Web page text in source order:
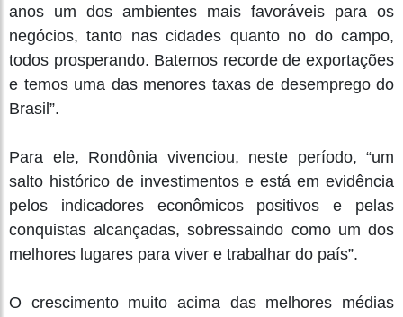
anos um dos ambientes mais favoráveis para os
negócios, tanto nas cidades quanto no do campo,
todos prosperando. Batemos recorde de exportações
e temos uma das menores taxas de desemprego do
Brasil”.
Para ele, Rondônia vivenciou, neste período, “um
salto histórico de investimentos e está em evidência
pelos indicadores econômicos positivos e pelas
conquistas alcançadas, sobressaindo como um dos
melhores lugares para viver e trabalhar do país”.
O crescimento muito acima das melhores médias